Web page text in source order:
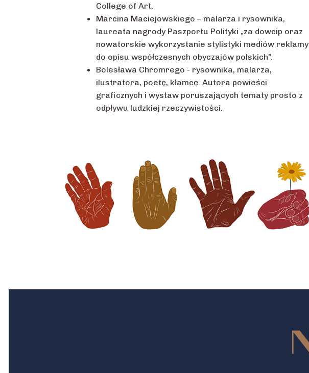
College of Art.
Marcina Maciejowskiego – malarza i rysownika,
laureata nagrody Paszportu Polityki „za dowcip oraz
nowatorskie wykorzystanie stylistyki mediów reklamy
do opisu współczesnych obyczajów polskich".
Bolesława Chromrego - rysownika, malarza,
ilustratora, poetę, kłamcę. Autora powieści
graficznych i wystaw poruszających tematy prosto z
odpływu ludzkiej rzeczywistości.